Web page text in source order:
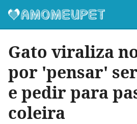
Gato viraliza
por 'pensar'
e pedir para
coleira